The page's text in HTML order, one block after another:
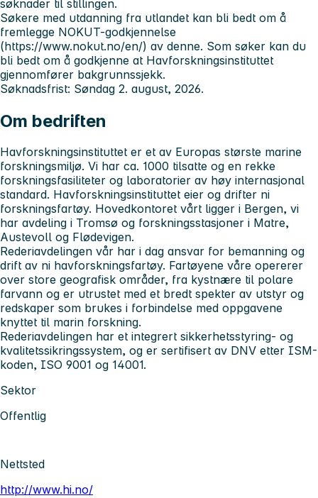
søknader til stillingen.
Søkere med utdanning fra utlandet kan bli bedt om å
fremlegge NOKUT-godkjennelse
(https://www.nokut.no/en/) av denne. Som søker kan du
bli bedt om å godkjenne at Havforskningsinstituttet
gjennomfører bakgrunnssjekk.
Søknadsfrist: Søndag 2. august, 2026.
Om bedriften
Havforskningsinstituttet er et av Europas største marine
forskningsmiljø. Vi har ca. 1000 tilsatte og en rekke
forskningsfasiliteter og laboratorier av høy internasjonal
standard. Havforskningsinstituttet eier og drifter ni
forskningsfartøy. Hovedkontoret vårt ligger i Bergen, vi
har avdeling i Tromsø og forskningsstasjoner i Matre,
Austevoll og Flødevigen.
Rederiavdelingen vår har i dag ansvar for bemanning og
drift av ni havforskningsfartøy. Fartøyene våre opererer
over store geografisk områder, fra kystnære til polare
farvann og er utrustet med et bredt spekter av utstyr og
redskaper som brukes i forbindelse med oppgavene
knyttet til marin forskning.
Rederiavdelingen har et integrert sikkerhetsstyring- og
kvalitetssikringssystem, og er sertifisert av DNV etter ISM-
koden, ISO 9001 og 14001.
Sektor
Offentlig
Nettsted
http://www.hi.no/